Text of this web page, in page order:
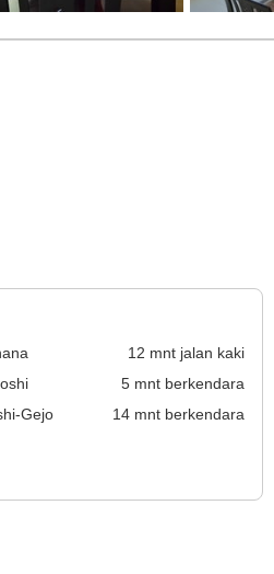
12 mnt jalan kaki
5mnt berkendara
Gejo
14mnt berkendara